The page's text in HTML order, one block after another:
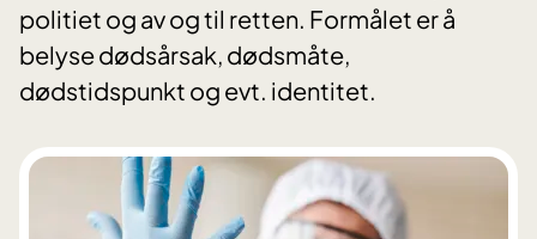
politiet og av og til retten. Formålet er å
belyse dødsårsak, dødsmåte,
dødstidspunkt og evt. identitet.